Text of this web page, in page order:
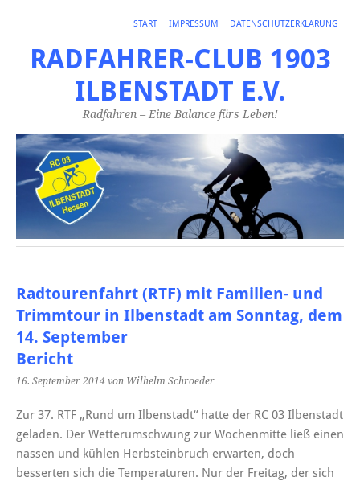
START IMPRESSUM DATENSCHUTZERKLÄRUNG
RADFAHRER-CLUB 1903
ILBENSTADT E.V.
Radfahren – Eine Balance fürs Leben!
Radtourenfahrt (RTF) mit Familien- und
Trimmtour in Ilbenstadt am Sonntag, dem
14. September
Bericht
16. September 2014 von Wilhelm Schroeder
Zur 37. RTF „Rund um Ilbenstadt“ hatte der RC 03 Ilbenstadt
geladen. Der Wetterumschwung zur Wochenmitte ließ einen
nassen und kühlen Herbsteinbruch erwarten, doch
besserten sich die Temperaturen. Nur der Freitag, der sich